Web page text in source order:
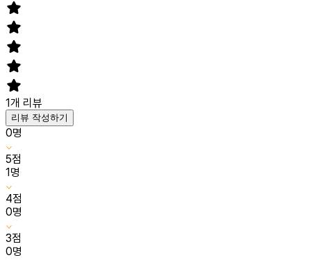
1개 리뷰
리뷰 작성하기
0명
5점
1명
4점
0명
3점
0명